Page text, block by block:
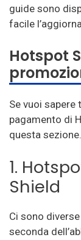
guide sono
facile
Hotspot
Se vuoi
pagamento di
questa sezione.
1.
Shield
Ci sono
seconda